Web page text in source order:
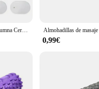
Pegatina de masaje de columna Cervical, versión de carga, masaje de cuello, alivio de relajación, masajeador de fatiga, masajeador de cabeza fácil de llevar
0,99€